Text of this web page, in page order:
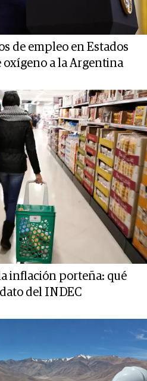
de empleo en Estados
oxígeno a la Argentina
inflación porteña: qué
del INDEC